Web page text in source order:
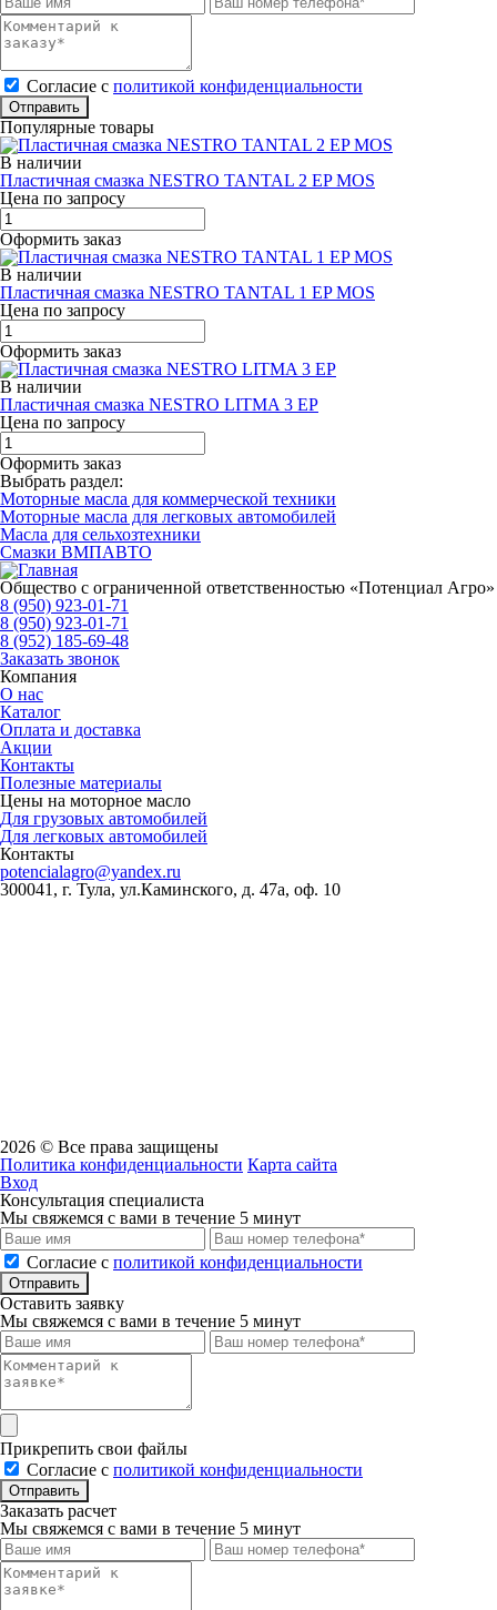
Cогласие с политикой конфиденциальности
Отправить
Популярные товары
В наличии
Пластичная смазка NESTRO TANTAL 2 EP MOS
Цена по запросу
Оформить заказ
В наличии
Пластичная смазка NESTRO TANTAL 1 EP MOS
Цена по запросу
Оформить заказ
В наличии
Пластичная смазка NESTRO LITMA 3 EP
Цена по запросу
Оформить заказ
Выбрать раздел:
Моторные масла для коммерческой техники
Моторные масла для легковых автомобилей
Масла для сельхозтехники
Смазки ВМПАВТО
Общество с ограниченной ответственностью «Потенциал Агро»
8 (950) 923-01-71
8 (950) 923-01-71
8 (952) 185-69-48
Заказать звонок
Компания
О нас
Каталог
Оплата и доставка
Акции
Контакты
Полезные материалы
Цены на моторное масло
Для грузовых автомобилей
Для легковых автомобилей
Контакты
potencialagro@yandex.ru
300041, г. Тула, ул.Каминского, д. 47а, оф. 10
2026 © Все права защищены
Политика конфиденциальности Карта сайта
Вход
Консультация специалиста
Мы свяжемся с вами в течение 5 минут
Cогласие с политикой конфиденциальности
Отправить
Оставить заявку
Мы свяжемся с вами в течение 5 минут
Прикрепить свои файлы
Cогласие с политикой конфиденциальности
Отправить
Заказать расчет
Мы свяжемся с вами в течение 5 минут